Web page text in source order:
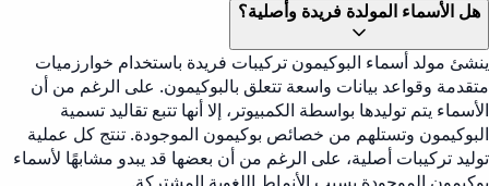
هل الأسماء المولدة فريدة وأصلية؟
ينشئ مولد أسماء البوكيمون تركيبات فريدة باستخدام خوارزميات
متقدمة وقواعد بيانات واسعة تتعلق بالبوكيمون. على الرغم من أن
الأسماء يتم توليدها بواسطة الكمبيوتر، إلا أنها تتبع تقاليد تسمية
البوكيمون وتستلهم من خصائص بوكيمون الموجودة. تنتج كل عملية
توليد تركيبات أصلية، على الرغم من أن بعضها قد يبدو مشابهًا لأسماء